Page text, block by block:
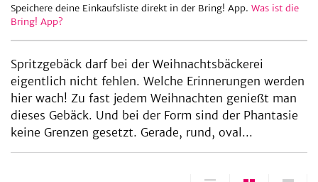
Speichere deine Einkaufsliste direkt in der Bring! App. Was ist die
Bring! App?
Spritzgebäck darf bei der Weihnachtsbäckerei
eigentlich nicht fehlen. Welche Erinnerungen werden
hier wach! Zu fast jedem Weihnachten genießt man
dieses Gebäck. Und bei der Form sind der Phantasie
keine Grenzen gesetzt. Gerade, rund, oval...